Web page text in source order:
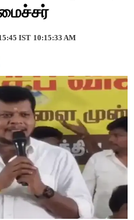
IST 10:15:33 AM